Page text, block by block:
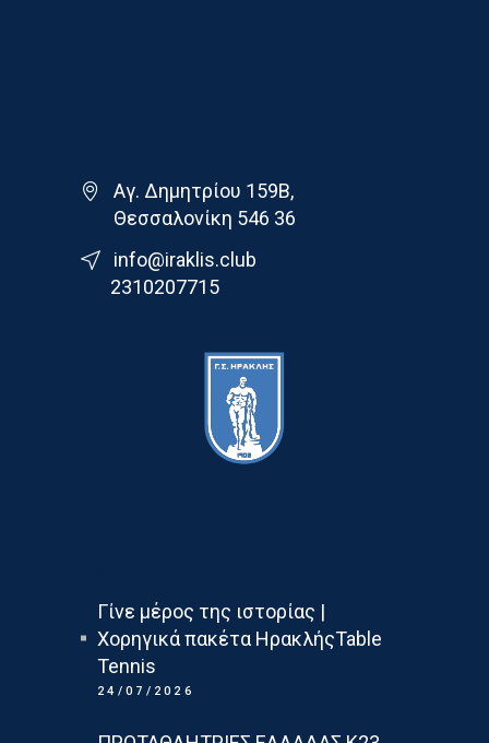
Αγ. Δημητρίου 159Β,
Θεσσαλονίκη 546 36
info@iraklis.club
2310207715
Γίνε μέρος της ιστορίας |
Χορηγικά πακέτα ΗρακλήςTable
Tennis
24/07/2026